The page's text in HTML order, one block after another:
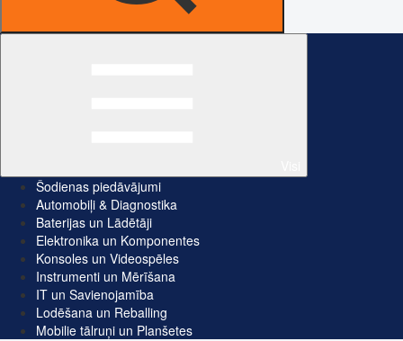
Šodienas piedāvājumi
Automobiļi & Diagnostika
Baterijas un Lādētāji
Elektronika un Komponentes
Konsoles un Videospēles
Instrumenti un Mērīšana
IT un Savienojamība
Lodēšana un Reballing
Mobilie tālruņi un Planšetes